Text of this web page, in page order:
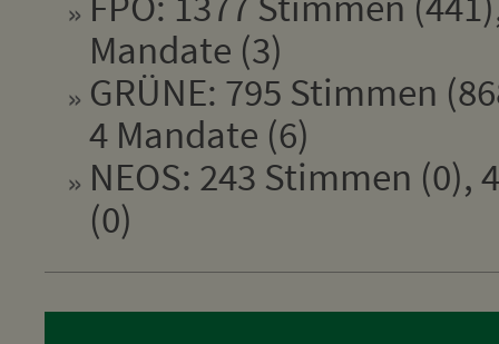
Mandate (3)
GRÜNE: 795 Stimmen
4 Mandate (6)
NEOS: 243 Stimmen (0),
(0)